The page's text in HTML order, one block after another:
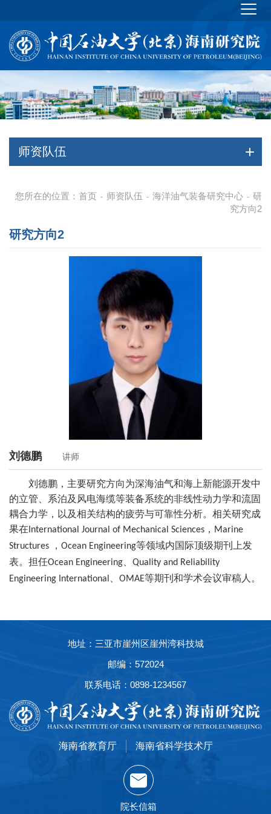
师资队伍
您所在的位置： 首页 - 师资队伍 - 海洋油气装备研究中心 - 研
究方向2
研究方向2
刘德鹏 讲师
刘德鹏，主要研究方向为深海油气和海上新能源开发中
的立管、系泊及风电海缆等装备系统的非线性动力学和流固
耦合力学，以及相关结构的疲劳与可靠性分析。相关研究成
果在 International Journal of Mechanical Sciences ， Marine
Structures
， Ocean Engineering等领域内国际顶级期刊上发
表。担任Ocean Engineering
Quality and Reliability
Engineering International
OMAE等期刊和学术会议审稿人。
地址：三亚市崖州区崖州湾科技城
邮编：572024
联系电话：0898-1234567
海南省教育厅 海南省科学技术厅
院长信箱